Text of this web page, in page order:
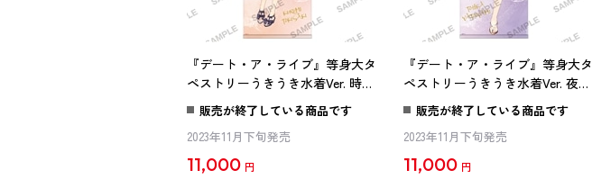
『デート・ア・ライブ』等身大タ
ペストリーうきうき水着Ver. 時崎
狂三
販売が終了している商品です
2023年11月下旬発売
11,000 円
『デート・ア・ライブ』等身大タ
ペストリーうきうき水着Ver. 夜刀
神十香
販売が終了している商品です
2023年11月下旬発売
11,000 円